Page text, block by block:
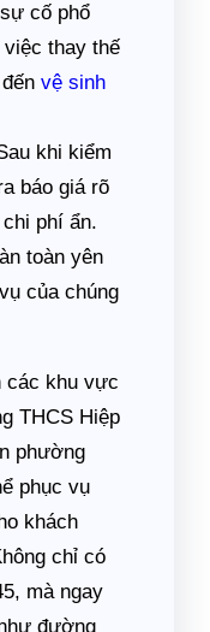
cố phổ
thay thế
vệ sinh
khi kiểm
báo giá rõ
phí ẩn.
toàn yên
của chúng
các khu vực
THCS Hiệp
phường
phục vụ
khách
chỉ có
mà ngay
đường